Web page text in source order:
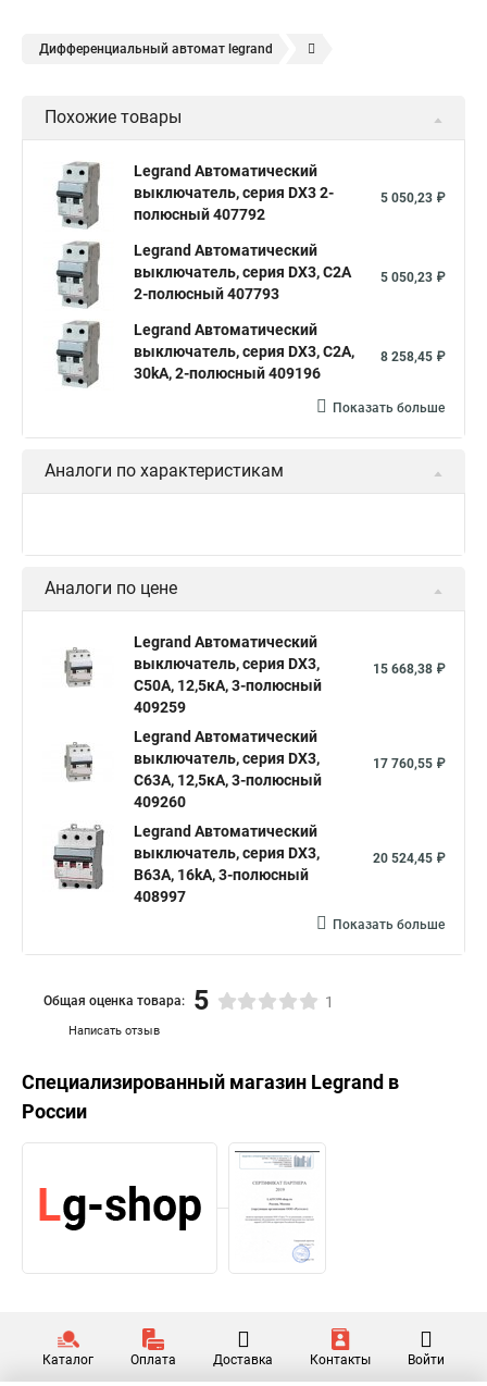
Дифференциальный автомат legrand
Похожие товары
Legrand Автоматический
выключатель, серия DX3 2-
полюсный 407792
5 050,23 ₽
Legrand Автоматический
выключатель, серия DX3, С2A
2-полюсный 407793
5 050,23 ₽
Legrand Автоматический
выключатель, серия DX3, С2A,
30kA, 2-полюсный 409196
8 258,45 ₽
Показать больше
Аналоги по характеристикам
Аналоги по цене
Legrand Автоматический
выключатель, серия DX3,
С50A, 12,5кА, 3-полюсный
409259
15 668,38 ₽
Legrand Автоматический
выключатель, серия DX3,
С63A, 12,5кА, 3-полюсный
409260
17 760,55 ₽
Legrand Автоматический
выключатель, серия DX3,
B63A, 16kA, 3-полюсный
408997
20 524,45 ₽
Показать больше
Написать отзыв
Общая оценка товара: 5 1
Специализированный магазин Legrand в
России
Каталог Оплата Доставка Контакты Войти